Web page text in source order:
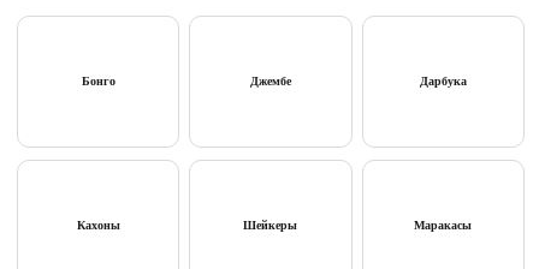
Бонго Джембе Дарбука
Кахоны Шейкеры Маракасы